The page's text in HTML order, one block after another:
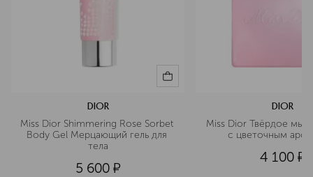
DIOR
Miss Dior Shimmering Rose Sorbet
Body Gel Мерцающий гель для
тела
5 600 ¤
DIOR
Miss Dior Твёрдое
с цветочным
4 100 ¤